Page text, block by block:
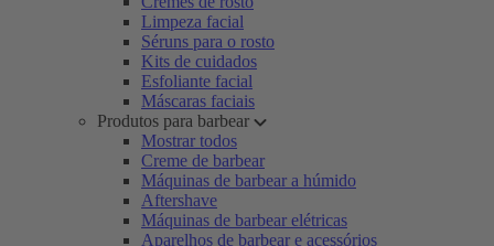
Limpeza facial
Séruns para o rosto
Kits de cuidados
Esfoliante facial
Máscaras faciais
Produtos para barbear
Mostrar todos
Creme de barbear
Máquinas de barbear a húmido
Aftershave
Máquinas de barbear elétricas
Aparelhos de barbear e acessórios